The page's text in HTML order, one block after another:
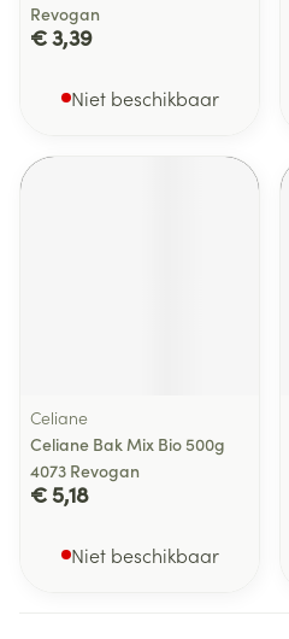
Revogan
€ 3,39
Niet beschikbaar
Celiane
Celiane Bak Mix Bio 500g
4073 Revogan
€ 5,18
Niet beschikbaar